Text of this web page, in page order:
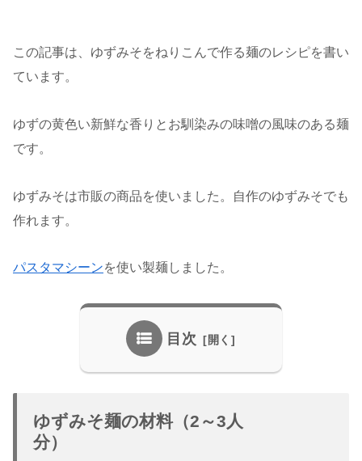
この記事は、ゆずみそをねりこんで作る麺のレシピを書い
ています。
ゆずの黄色い新鮮な香りとお馴染みの味噌の風味のある麺
です。
ゆずみそは市販の商品を使いました。自作のゆずみそでも
作れます。
パスタマシーンを使い製麺しました。
目次
ゆずみそ麺の材料（2～3人
分）